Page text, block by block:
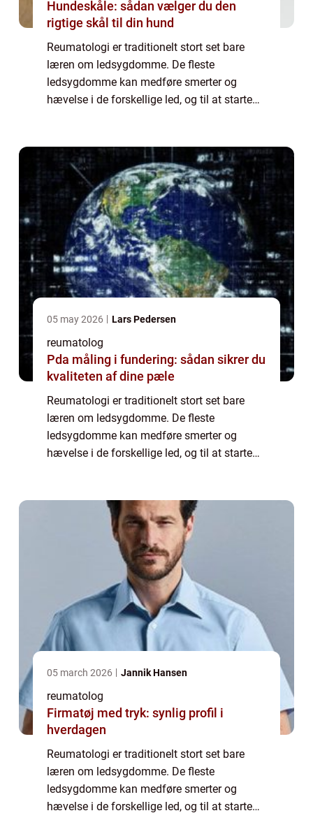
Hundeskåle: sådan vælger du den
rigtige skål til din hund
Reumatologi er traditionelt stort set bare
læren om ledsygdomme. De fleste
ledsygdomme kan medføre smerter og
hævelse i de forskellige led, og til at starte
faget dog udviklet si...
05 may 2026 Lars Pedersen
reumatolog
Pda måling i fundering: sådan sikrer du
kvaliteten af dine pæle
Reumatologi er traditionelt stort set bare
læren om ledsygdomme. De fleste
ledsygdomme kan medføre smerter og
hævelse i de forskellige led, og til at starte
faget dog udviklet si...
05 march 2026 Jannik Hansen
reumatolog
Firmatøj med tryk: synlig profil i
hverdagen
Reumatologi er traditionelt stort set bare
læren om ledsygdomme. De fleste
ledsygdomme kan medføre smerter og
hævelse i de forskellige led, og til at starte